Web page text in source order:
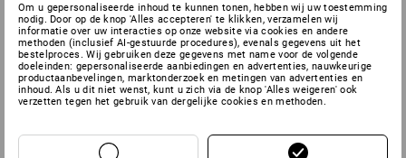
Om u gepersonaliseerde inhoud te kunnen tonen, hebben wij uw toestemming
nodig. Door op de knop 'Alles accepteren' te klikken, verzamelen wij
informatie over uw interacties op onze website via cookies en andere
methoden (inclusief AI-gestuurde procedures), evenals gegevens uit het
bestelproces. Wij gebruiken deze gegevens met name voor de volgende
doeleinden: gepersonaliseerde aanbiedingen en advertenties, nauwkeurige
productaanbevelingen, marktonderzoek en metingen van advertenties en
inhoud. Als u dit niet wenst, kunt u zich via de knop 'Alles weigeren' ook
verzetten tegen het gebruik van dergelijke cookies en methoden.